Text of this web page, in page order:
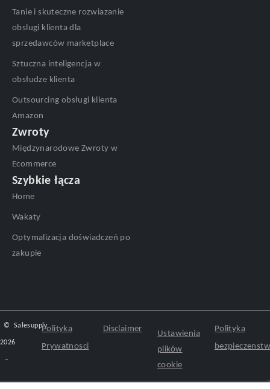
Tanie i skuteczne rozwiazanie
obslugi klienta dla
sprzedawców marketplace
Sztuczna inteligencja w
obsłudze klienta
Outsourcing obsługi klienta
Amazon
Zwroty
Międzynarodowe Zwroty w
Ecommerce
Szybkie łącza
Home
Wakaty
Optymalizacja doświadczeń po
zakupie
©
2026
–
SalesupplyPolityka
Prywatnosci
Disclaimer
Ustawienia
plików
cookie
Polityka